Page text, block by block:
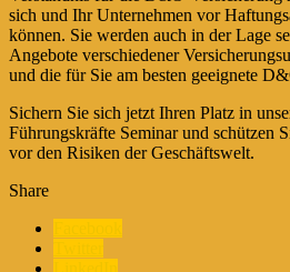
sich und Ihr Unternehmen vor
können. Sie werden auch in der Lage
Angebote verschiedener
und die für Sie am besten geeignete
Sichern Sie sich jetzt Ihren Platz in
Führungskräfte Seminar und schützen
vor den Risiken der Geschäftswelt.
Share